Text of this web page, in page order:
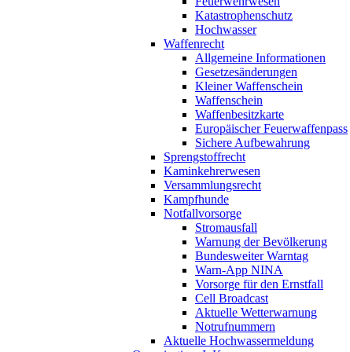
Katastrophenschutz
Hochwasser
Waffenrecht
Allgemeine Informationen
Gesetzesänderungen
Kleiner Waffenschein
Waffenschein
Waffenbesitzkarte
Europäischer Feuerwaffenpass
Sichere Aufbewahrung
Sprengstoffrecht
Kaminkehrerwesen
Versammlungsrecht
Kampfhunde
Notfallvorsorge
Stromausfall
Warnung der Bevölkerung
Bundesweiter Warntag
Warn-App NINA
Vorsorge für den Ernstfall
Cell Broadcast
Aktuelle Wetterwarnung
Notrufnummern
Aktuelle Hochwassermeldung